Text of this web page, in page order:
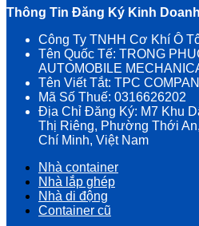
Thông Tin Đăng Ký Kinh Doanh
Công Ty TNHH Cơ Khí Ô
Tên Quốc Tế: TRONG
AUTOMOBILE
Tên Viết Tắt: TPC
Mã Số Thuế: 0316626202
Địa Chỉ Đăng Ký: M7 Khu
Thị Riêng, Phường Thới
Chí Minh, Việt Nam
Nhà container
Nhà lắp ghép
Nhà di động
Container cũ